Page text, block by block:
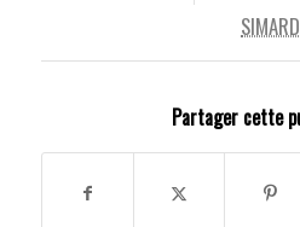
SIMARD
Partager cette